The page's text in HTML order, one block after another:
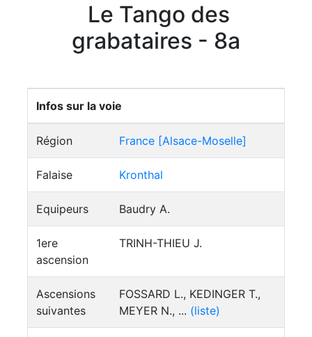
Le Tango des
grabataires - 8a
Infos sur la voie
Région France [Alsace-Moselle]
Falaise Kronthal
Equipeurs Baudry A.
1ere
ascension
TRINH-THIEU J.
Ascensions
suivantes
FOSSARD L., KEDINGER T.,
MEYER N., ... (liste)